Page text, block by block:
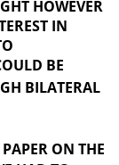
HOWEVER
IN
BE
BILATERAL
ON THE